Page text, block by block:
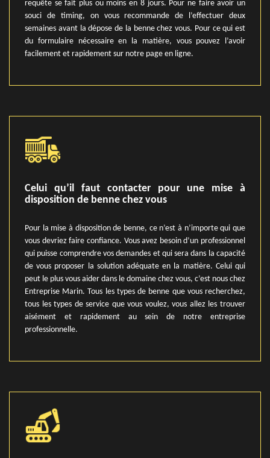
requête se fait plus ou moins en 8 jours. Pour ne faire avoir un
souci de timing, on vous recommande de l’effectuer deux
semaines avant la dépose de la benne chez vous. Pour ce qui est
du formulaire nécessaire en la matière, vous pouvez l’avoir
facilement et rapidement sur notre page en ligne.
Celui qu’il faut contacter pour une mise à
disposition de benne chez vous
Pour la mise à disposition de benne, ce n’est à n’importe qui que
vous devriez faire confiance. Vous avez besoin d’un professionnel
qui puisse comprendre vos demandes et qui sera dans la capacité
de vous proposer la solution adéquate en la matière. Celui qui
peut le plus vous aider dans le domaine chez vous, c’est nous chez
Entreprise Marin. Tous les types de benne que vous recherchez,
tous les types de service que vous voulez, vous allez les trouver
aisément et rapidement au sein de notre entreprise
professionnelle.